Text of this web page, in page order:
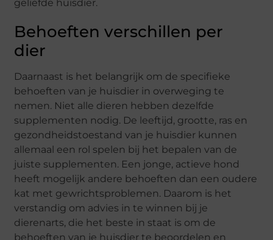
geliefde huisdier.
Behoeften verschillen per
dier
Daarnaast is het belangrijk om de specifieke
behoeften van je huisdier in overweging te
nemen. Niet alle dieren hebben dezelfde
supplementen nodig. De leeftijd, grootte, ras en
gezondheidstoestand van je huisdier kunnen
allemaal een rol spelen bij het bepalen van de
juiste supplementen. Een jonge, actieve hond
heeft mogelijk andere behoeften dan een oudere
kat met gewrichtsproblemen. Daarom is het
verstandig om advies in te winnen bij je
dierenarts, die het beste in staat is om de
behoeften van je huisdier te beoordelen en